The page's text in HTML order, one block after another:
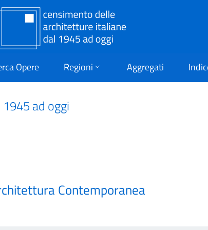
Opere Regioni Aggregati
ad oggi
Contemporanea